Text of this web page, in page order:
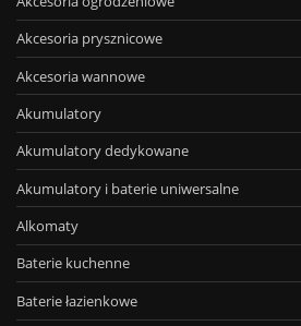
Akcesoria prysznicowe
Akcesoria wannowe
Akumulatory
Akumulatory dedykowane
Akumulatory i baterie uniwersalne
Alkomaty
Baterie kuchenne
Baterie łazienkowe